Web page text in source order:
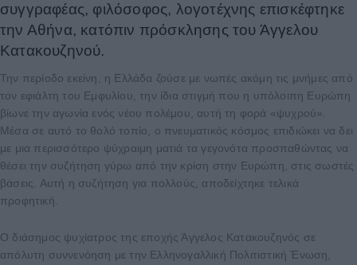
συγγραφέας, φιλόσοφος, λογοτέχνης επισκέφτηκε
την Αθήνα, κατόπιν πρόσκλησης του Άγγελου
Κατακουζηνού.
Την περίοδο εκείνη, η Ελλάδα ζούσε με νωπές ακόμη τις μνήμες από
τον εφιάλτη του Εμφυλίου, την ίδια στιγμή που η υπόλοιπη Ευρώπη
βίωνε την αγωνία ενός νέου πολέμου, αυτή τη φορά «ψυχρού».
Μέσα σε αυτό το θολό τοπίο, ο πνευματικός κόσμος επιδιώκει να δει
με μια περισσότερο ψύχραιμη ματιά τα γεγονότα προσπαθώντας να
θέσει την συζήτηση γύρω από την κρίση στην Ευρώπη, στις σωστές
βάσεις. Αυτή η συζήτηση για πολλούς, αποδείχτηκε τελικά
προφητική.
Ο διάσημος ψυχίατρος της εποχής Άγγελος Κατακουζηνός σε
απόλυτη συννενόηση με την Ελληνογαλλική Πολιτιστική Ένωση,